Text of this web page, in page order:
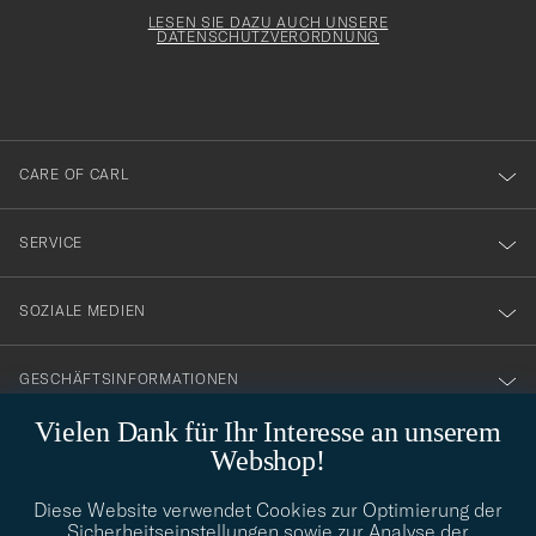
Vielen Dank für Ihr Interesse an unserem
Webshop!
Diese Website verwendet Cookies zur Optimierung der
Sicherheitseinstellungen sowie zur Analyse der
dig
till
vårt
nyhetsbrev!
LESEN SIE DAZU AUCH UNSERE
DATENSCHUTZVERORDNUNG
CARE OF CARL
SERVICE
SOZIALE MEDIEN
GESCHÄFTSINFORMATIONEN
Benötigen Sie Hilfe bei der Suche nach Ihrem persönlichen Stil?